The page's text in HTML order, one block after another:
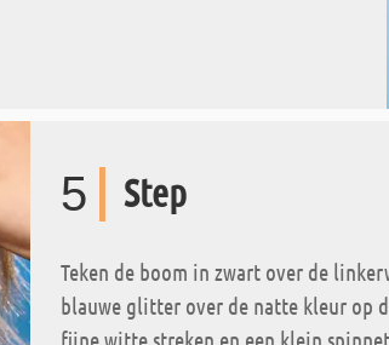
5 Step
Teken de boom in zwart over de
blauwe glitter over de natte kleur op